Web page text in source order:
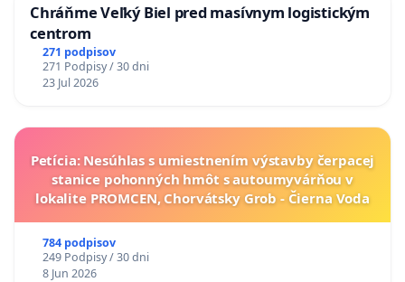
Chráňme Veľký Biel pred masívnym logistickým
centrom
271 podpisov
271 Podpisy / 30 dni
23 Jul 2026
Petícia: Nesúhlas s umiestnením výstavby čerpacej
stanice pohonných hmôt s autoumyvárňou v
lokalite PROMCEN, Chorvátsky Grob - Čierna Voda
784 podpisov
249 Podpisy / 30 dni
8 Jun 2026